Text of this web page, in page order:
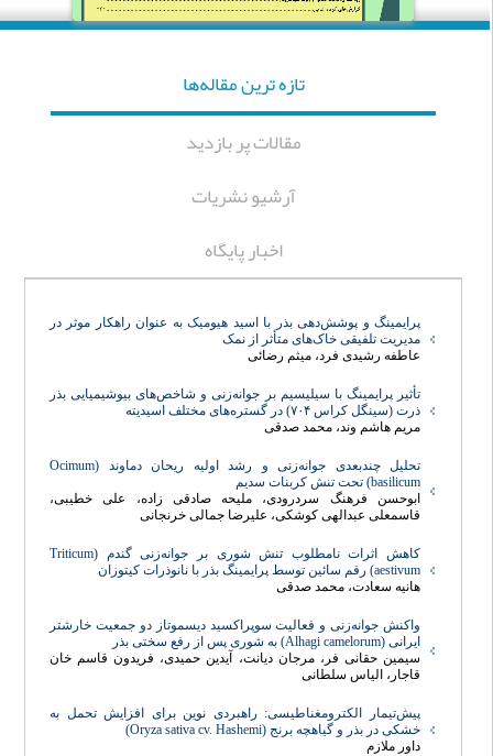
تازه ‌ترين مقاله‌ها
مقالات پر بازدید
آرشیو نشریات
اخبار پایگاه
پرایمینگ و پوشش‌دهی بذر با اسید هیومیک به عنوان راهکار موثر در
مدیریت تلفیقی خاک‌های متأثر از نمک
عاطفه رشیدی فرد، میثم رضائی
تأثیر پرایمینگ با سیلیسیم بر جوانه‌زنی و شاخص‌های بیوشیمیایی بذر
ذرت (سینگل کراس ۷۰۴) در گستره‌های مختلف اسیدیته
مریم هاشم وند، محمد صدقی
تحلیل چندبعدی جوانه‌زنی و رشد اولیه ریحان دماوند (Ocimum
basilicum) تحت تنش کربنات سدیم
ابوحسن فرهنگ سردرودی، ملیحه صادقی زاده، علی خطیبی،
قاسمعلی عبدالهی کوشکی، علیرضا جمالی خرنجانی
کاهش اثرات نامطلوب تنش شوری بر جوانه‌زنی گندم (Triticum
aestivum) رقم سائین توسط پرایمینگ بذر با نانوذرات کیتوزان
هانیه سعادت، محمد صدقی
واکنش جوانه‌زنی و فعالیت سوپراکسید دیسموتاز دو جمعیت خارشتر
ایرانی (Alhagi camelorum) به شوری پس از رفع سختی بذر
سیمین حقانی فر، مرجان دیانت، آیدین حمیدی، فریدون قاسم خان
قاجار، الیاس سلطانی
پیش‌تیمار الکترومغناطیسی: راهبردی نوین برای افزایش تحمل به
خشکی در بذر و گیاهچه برنج (Oryza sativa cv. Hashemi)
داور ملازم